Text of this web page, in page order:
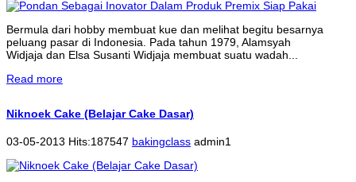
Bermula dari hobby membuat kue dan melihat begitu besarnya
peluang pasar di Indonesia. Pada tahun 1979, Alamsyah
Widjaja dan Elsa Susanti Widjaja membuat suatu wadah...
Read more
Niknoek Cake (Belajar Cake Dasar)
03-05-2013 Hits:187547 bakingclass admin1